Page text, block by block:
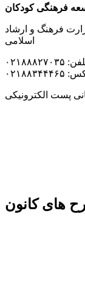
فرهنگی کودکان
از وزارت فرهنگ و ارشاد
اسلامی
۰۲۱۸۸۸۲۷۰۳۵
های کانون